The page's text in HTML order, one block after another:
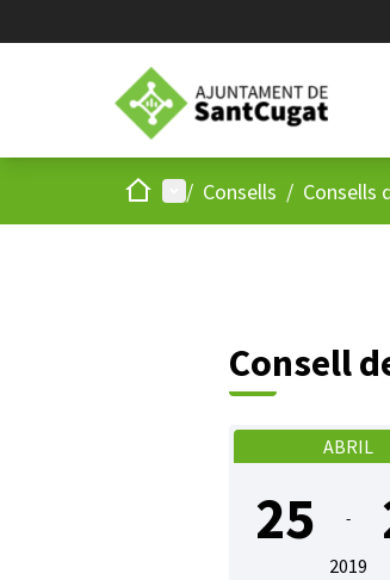
Inici Menú principal
/ Consells / Consells
Consell
ABRIL
25 -
2019